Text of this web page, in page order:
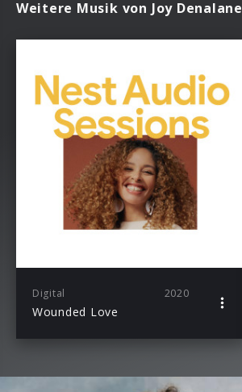
Weitere Musik von Joy Denalane
Digital 2020
Wounded Love